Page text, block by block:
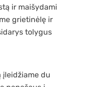
ir maišydami
grietinėlę ir
tolygus
įleidžiame du